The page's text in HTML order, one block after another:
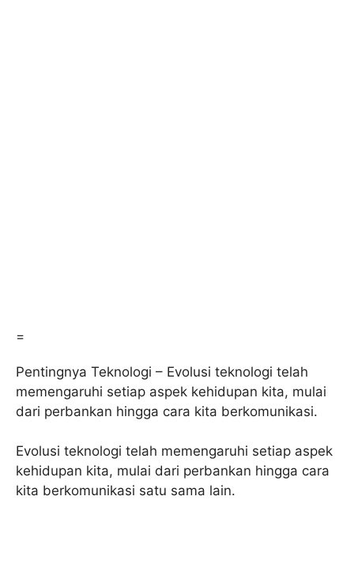
=
Pentingnya Teknologi – Evolusi teknologi telah
memengaruhi setiap aspek kehidupan kita, mulai
dari perbankan hingga cara kita berkomunikasi.
Evolusi teknologi telah memengaruhi setiap aspek
kehidupan kita, mulai dari perbankan hingga cara
kita berkomunikasi satu sama lain.